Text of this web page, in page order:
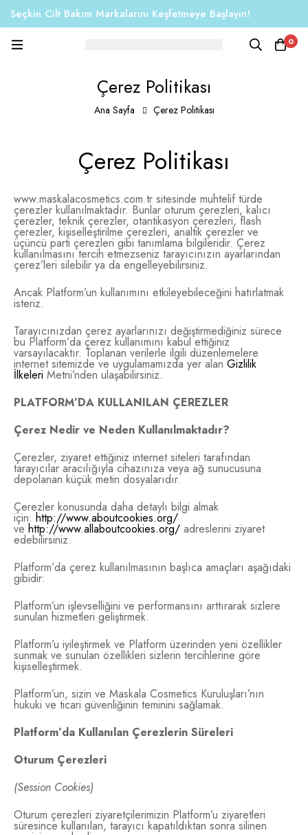
Seçkin Cilt Bakım Markalarını Keşfetmeye Başlayın!
0
Çerez Politikası
Ana Sayfa Çerez Politikası
Çerez Politikası
www.maskalacosmetics.com.tr sitesinde muhtelif türde
çerezler kullanılmaktadır. Bunlar oturum çerezleri, kalıcı
çerezler, teknik çerezler, otantikasyon çerezleri, flash
çerezler, kişiselleştirilme çerezleri, analtik çerezler ve
üçüncü parti çerezleri gibi tanımlama bilgileridir. Çerez
kullanılmasını tercih etmezseniz tarayıcınızın ayarlarından
çerez’leri silebilir ya da engelleyebilirsiniz.
Ancak Platform’un kullanımını etkileyebileceğini hatırlatmak
isteriz.
Tarayıcınızdan çerez ayarlarınızı değiştirmediğiniz sürece
bu Platform’da çerez kullanımını kabul ettiğiniz
varsayılacaktır. Toplanan verilerle ilgili düzenlemelere
internet sitemizde ve uygulamamızda yer alan Gizlilik
İlkeleri Metni’nden ulaşabilirsiniz.
PLATFORM’DA KULLANILAN ÇEREZLER
Çerez Nedir ve Neden Kullanılmaktadır?
Çerezler, ziyaret ettiğiniz internet siteleri tarafından
tarayıcılar aracılığıyla cihazınıza veya ağ sunucusuna
depolanan küçük metin dosyalarıdır.
Çerezler konusunda daha detaylı bilgi almak
için: http://www.aboutcookies.org/
ve http://www.allaboutcookies.org/ adreslerini ziyaret
edebilirsiniz.
Platform’da çerez kullanılmasının başlıca amaçları aşağıdaki
gibidir:
Platform’un işlevselliğini ve performansını arttırarak sizlere
sunulan hizmetleri geliştirmek.
Platform’u iyileştirmek ve Platform üzerinden yeni özellikler
sunmak ve sunulan özellikleri sizlerin tercihlerine göre
kişiselleştirmek.
Platform’un, sizin ve Maskala Cosmetics Kuruluşları’nın
hukuki ve ticari güvenliğinin teminini sağlamak.
Platform’da Kullanılan Çerezlerin Süreleri
Oturum Çerezleri
(Session Cookies)
Oturum çerezleri ziyaretçilerimizin Platform’u ziyaretleri
süresince kullanılan, tarayıcı kapatıldıktan sonra silinen